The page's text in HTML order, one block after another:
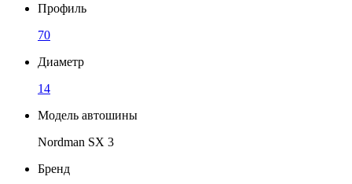
Профиль
70
Диаметр
14
Модель автошины
Nordman SX 3
Бренд